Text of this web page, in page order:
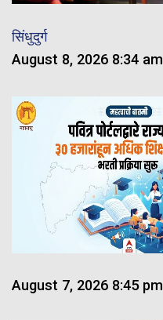
सिंधुदुर्ग
August 8, 2026 8:34 am
August 7, 2026 8:45 pm